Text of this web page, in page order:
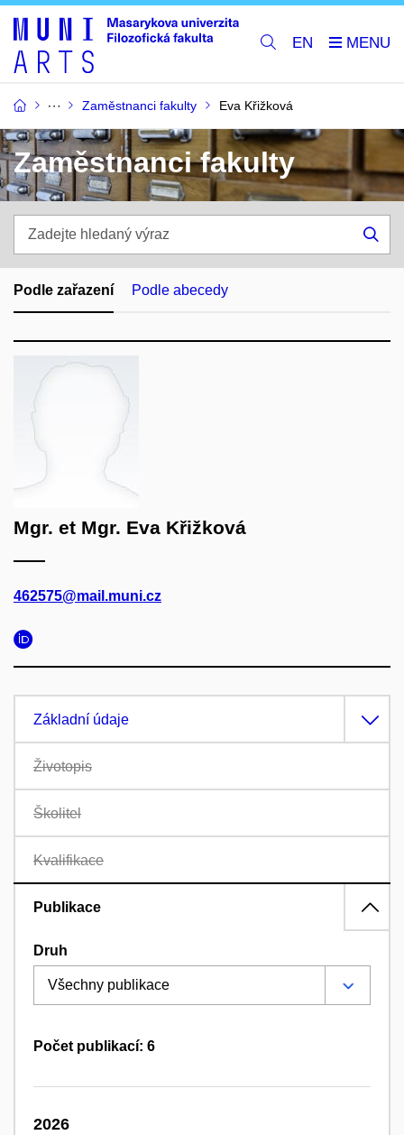
EN
Zaměstnanci fakulty Eva Křižková
Zaměstnanci fakulty
hledaný
výraz
Podle zařazení Podle abecedy
Mgr. et Mgr. Eva Křižková
462575@mail.muni.cz
Základní údaje
Životopis
Školitel
Kvalifikace
Publikace
Druh
Počet publikací: 6
2026